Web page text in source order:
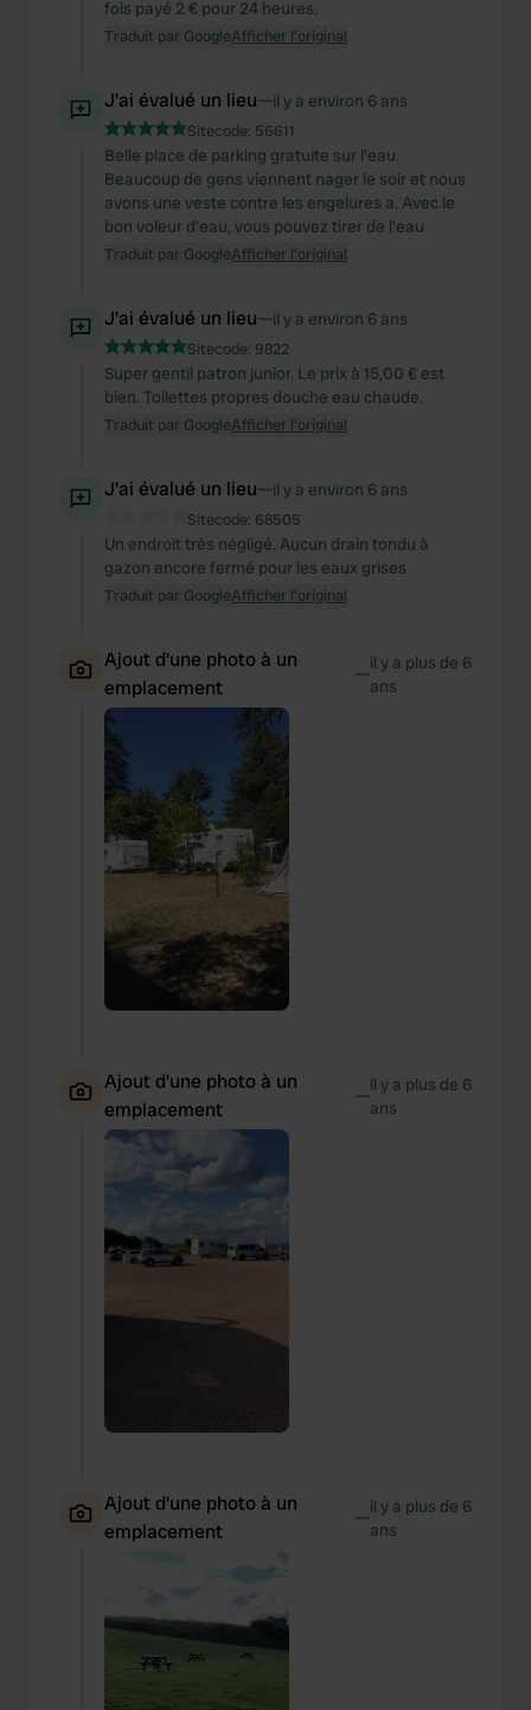
fois payé 2 € pour 24 heures.
Traduit par GoogleAfficher l'original
J'ai évalué un lieu—il y a environ 6 ans
Sitecode: 56611
Belle place de parking gratuite sur l'eau.
Beaucoup de gens viennent nager le soir et nous
avons une veste contre les engelures a. Avec le
bon voleur d'eau, vous pouvez tirer de l'eau
Traduit par GoogleAfficher l'original
J'ai évalué un lieu—il y a environ 6 ans
Sitecode: 9822
Super gentil patron junior. Le prix à 15,00 € est
bien. Toilettes propres douche eau chaude.
Traduit par GoogleAfficher l'original
J'ai évalué un lieu—il y a environ 6 ans
Sitecode: 68505
Un endroit très négligé. Aucun drain tondu à
gazon encore fermé pour les eaux grises
Traduit par GoogleAfficher l'original
Ajout d'une photo à un
emplacement
—il y a plus de 6
ans
Ajout d'une photo à un
emplacement
—il y a plus de 6
ans
Ajout d'une photo à un
emplacement
—il y a plus de 6
ans